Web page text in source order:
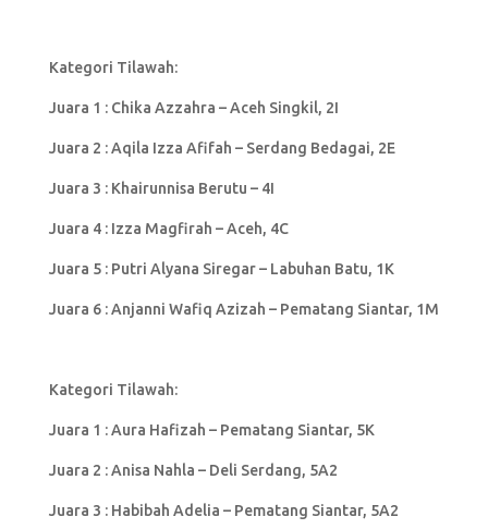
Kategori Tilawah:
Juara 1 : Chika Azzahra – Aceh Singkil, 2I
Juara 2 : Aqila Izza Afifah – Serdang Bedagai, 2E
Juara 3 : Khairunnisa Berutu – 4I
Juara 4 : Izza Magfirah – Aceh, 4C
Juara 5 : Putri Alyana Siregar – Labuhan Batu, 1K
Juara 6 : Anjanni Wafiq Azizah – Pematang Siantar, 1M
Kategori Tilawah:
Juara 1 : Aura Hafizah – Pematang Siantar, 5K
Juara 2 : Anisa Nahla – Deli Serdang, 5A2
Juara 3 : Habibah Adelia – Pematang Siantar, 5A2